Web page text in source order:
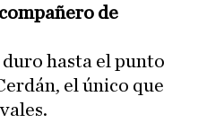
de
hasta el punto
el único que